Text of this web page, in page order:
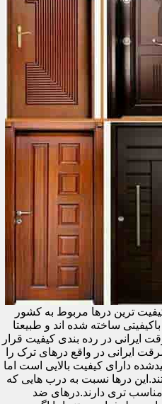
ترین درها مربوط به کشور
ساخته شده اند و طبیعتا
ایرانی در رده بندی کیفیت قرار
ایرانی در واقع درهای ترک را
دارای کیفیت بالایی است اما
درها نسبت به درب هایی که
تری دارند.درهای ضد